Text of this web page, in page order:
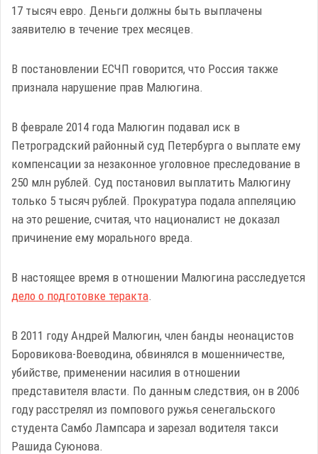
17 тысяч евро. Деньги должны быть выплачены
заявителю в течение трех месяцев.
В постановлении ЕСЧП говорится, что Россия также
признала нарушение прав Малюгина.
В феврале 2014 года Малюгин подавал иск в
Петроградский районный суд Петербурга о выплате ему
компенсации за незаконное уголовное преследование в
250 млн рублей. Суд постановил выплатить Малюгину
только 5 тысяч рублей. Прокуратура подала аппеляцию
на это решение, считая, что националист не доказал
причинение ему морального вреда.
В настоящее время в отношении Малюгина расследуется
дело о подготовке теракта.
В 2011 году Андрей Малюгин, член банды неонацистов
Боровикова-Воеводина, обвинялся в мошенничестве,
убийстве, применении насилия в отношении
представителя власти. По данным следствия, он в 2006
году расстрелял из помпового ружья сенегальского
студента Самбо Лампсара и зарезал водителя такси
Рашида Суюнова.